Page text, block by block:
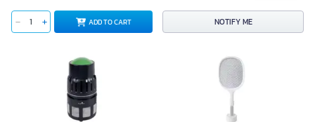
ADD TO CART NOTIFY ME